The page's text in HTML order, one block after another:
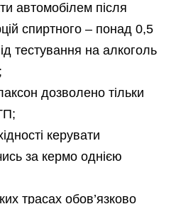
автомобілем після
спиртного – понад 0,5
тестування на алкоголь
дозволено тільки
керувати
за кермо однією
трасах обов’язково